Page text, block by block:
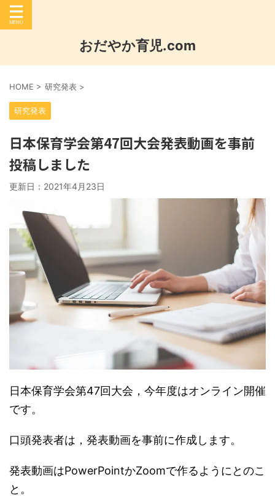
おだやか育児.com
HOME > 研究発表 >
研究発表
日本保育学会第47回大会発表動画を事前
投稿しました
更新日： 2021年4月23日
日本保育学会第47回大会，今年度はオンライン開催
です。
口頭発表者は，発表動画を事前に作成します。
発表動画はPowerPointかZoomで作るようにとのこ
と。